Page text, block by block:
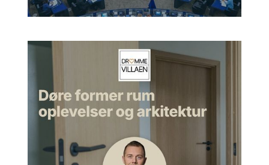
materialer og så videre. Og det skal vi passe rigtig godt på.
Og det, vi kan lære af det, det er jo, at når man gør sig
detaljerne og materialerne, så passer vi faktisk rigtig godt på
de bygninger, og vi bevarer dem i rigtig mange år. Så hvis
man taler om klima og så videre, så er det bedste, man kan
gøre, jo i virkeligheden at bygge noget, som vi kommer til at
holde så meget af, at vi får lyst til at bevare det i rigtig, rigtig
mange år.
Morten:Ja.
Ja.
Så det handler om materialevalg, eller hvordan?